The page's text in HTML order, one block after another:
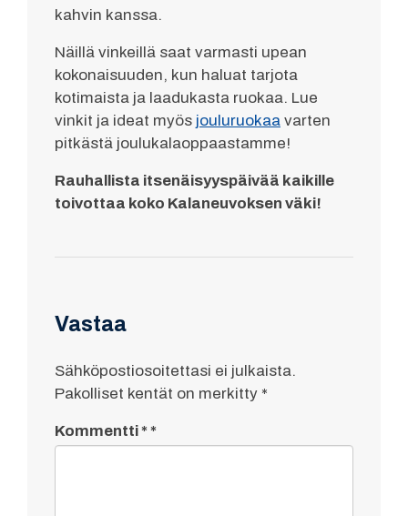
kahvin kanssa.
Näillä vinkeillä saat varmasti upean
kokonaisuuden, kun haluat tarjota
kotimaista ja laadukasta ruokaa. Lue
vinkit ja ideat myös jouluruokaa varten
pitkästä joulukalaoppaastamme!
Rauhallista itsenäisyyspäivää kaikille
toivottaa koko Kalaneuvoksen väki!
Vastaa
Sähköpostiosoitettasi ei julkaista.
Pakolliset kentät on merkitty *
Kommentti*